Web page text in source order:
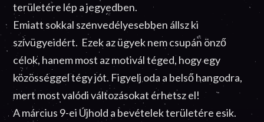
területére lép a jegyedben.
Emiatt sokkal szenvedélyesebben állsz ki
szívügyeidért. Ezek az ügyek nem csupán önző
célok, hanem most az motivál téged, hogy egy
közösséggel tégy jót. Figyelj oda a belső hangodra,
mert most valódi változásokat érhetsz el!
A március 9-ei Újhold a bevételek területére esik.